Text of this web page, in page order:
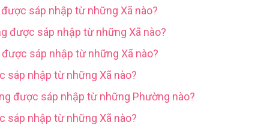
sáp nhập từ những Xã nào?
được sáp nhập từ những Xã nào?
sáp nhập từ những Xã nào?
sáp nhập từ những Xã nào?
được sáp nhập từ những Phường nào?
sáp nhập từ những Xã nào?